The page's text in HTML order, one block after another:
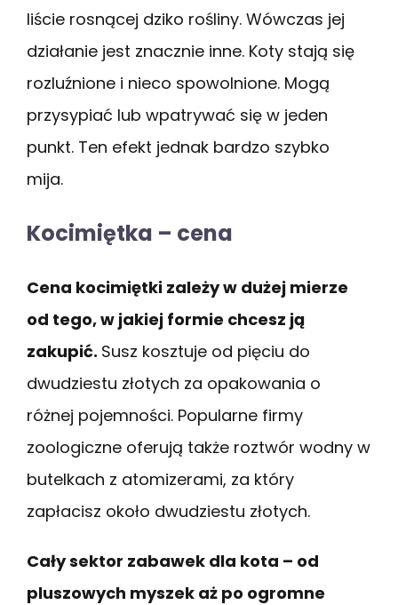
liście rosnącej dziko rośliny. Wówczas jej
działanie jest znacznie inne. Koty stają się
rozluźnione i nieco spowolnione. Mogą
przysypiać lub wpatrywać się w jeden
punkt. Ten efekt jednak bardzo szybko
mija.
Kocimiętka – cena
Cena kocimiętki zależy w dużej mierze
od tego, w jakiej formie chcesz ją
zakupić. Susz kosztuje od pięciu do
dwudziestu złotych za opakowania o
różnej pojemności. Popularne firmy
zoologiczne oferują także roztwór wodny w
butelkach z atomizerami, za który
zapłacisz około dwudziestu złotych.
Cały sektor zabawek dla kota – od
pluszowych myszek aż po ogromne